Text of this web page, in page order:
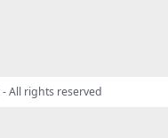
- All rights reserved